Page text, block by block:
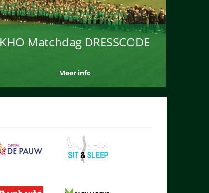
KHO Matchdag DRESSCODE
Meer info